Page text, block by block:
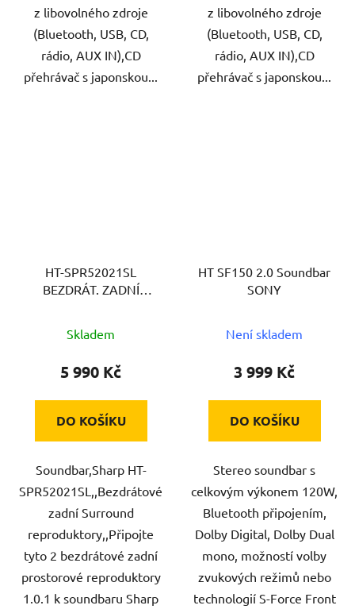
z libovolného zdroje
(Bluetooth, USB, CD,
rádio, AUX IN),CD
přehrávač s japonskou...
z libovolného zdroje
(Bluetooth, USB, CD,
rádio, AUX IN),CD
přehrávač s japonskou...
HT-SPR52021SL
BEZDRÁT. ZADNÍ
Skladem
5 990 Kč
DO KOŠÍKU
Soundbar,Sharp HT-
SPR52021SL,,Bezdrátové
zadní Surround
reproduktory,,Připojte
tyto 2 bezdrátové zadní
prostorové reproduktory
1.0.1 k soundbaru Sharp
HT SF150 2.0 Soundbar
SONY
Není skladem
3 999 Kč
DO KOŠÍKU
Stereo soundbar s
celkovým výkonem 120W,
Bluetooth připojením,
Dolby Digital, Dolby Dual
mono, možností volby
zvukových režimů nebo
technologií S-Force Front